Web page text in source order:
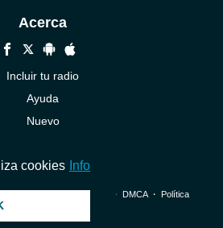
Acerca
Incluir tu radio
Ayuda
Nuevo
todos los derechos. ・ DMCA・ Política
cookies Info